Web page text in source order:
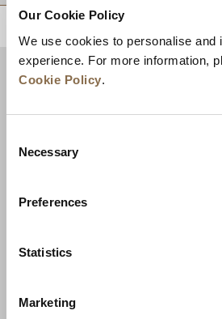
Our Cookie Policy
We use cookies to personalise and
experience. For more information,
Cookie Policy.
Selection
Necessary
Preferences
Statistics
Marketing